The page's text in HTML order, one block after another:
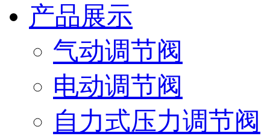
产品展示
气动调节阀
电动调节阀
自力式压力调节阀